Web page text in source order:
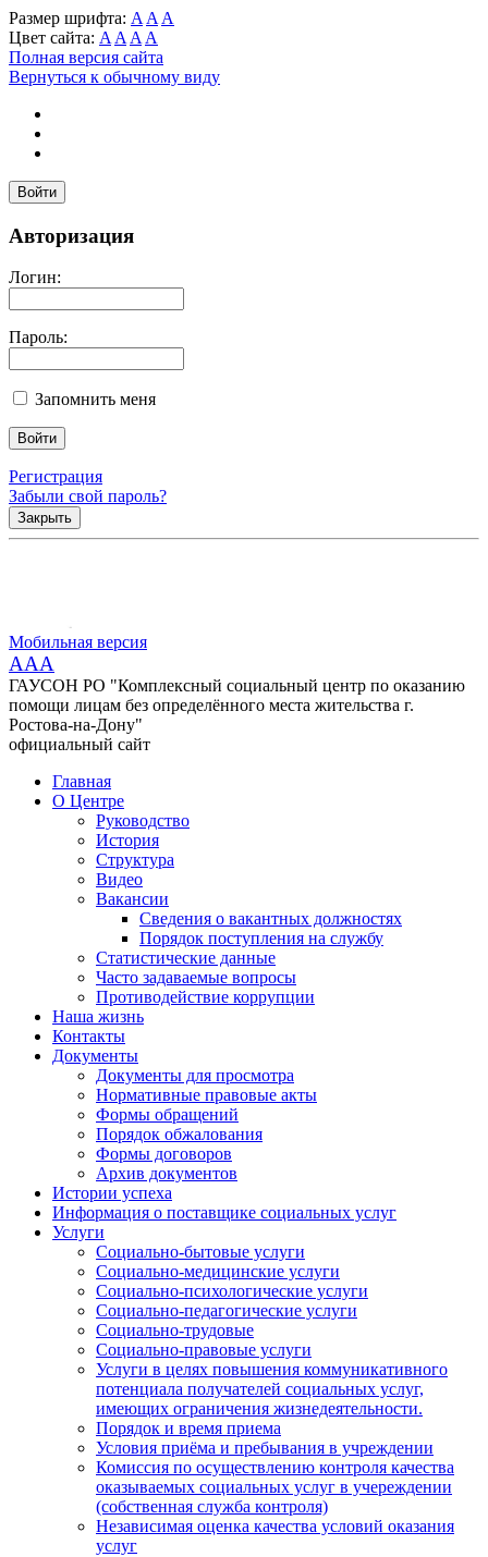
Размер шрифта: A A A
Цвет сайта: A A A A
Полная версия сайта
Вернуться к обычному виду
Войти
Авторизация
Логин:
Пароль:
Запомнить меня
Регистрация
Забыли свой пароль?
Закрыть
Мобильная версия
AAA
ГАУСОН РО "Комплексный социальный центр по оказанию
помощи лицам без определённого места жительства г.
Ростова-на-Дону"
официальный сайт
Главная
О Центре
Руководство
История
Структура
Видео
Вакансии
Сведения о вакантных должностях
Порядок поступления на службу
Статистические данные
Часто задаваемые вопросы
Противодействие коррупции
Наша жизнь
Контакты
Документы
Документы для просмотра
Нормативные правовые акты
Формы обращений
Порядок обжалования
Формы договоров
Архив документов
Истории успеха
Информация о поставщике социальных услуг
Услуги
Социально-бытовые услуги
Социально-медицинские услуги
Социально-психологические услуги
Социально-педагогические услуги
Социально-трудовые
Социально-правовые услуги
Услуги в целях повышения коммуникативного
потенциала получателей социальных услуг,
имеющих ограничения жизнедеятельности.
Порядок и время приема
Условия приёма и пребывания в учреждении
Комиссия по осуществлению контроля качества
оказываемых социальных услуг в учереждении
(собственная служба контроля)
Независимая оценка качества условий оказания
услуг